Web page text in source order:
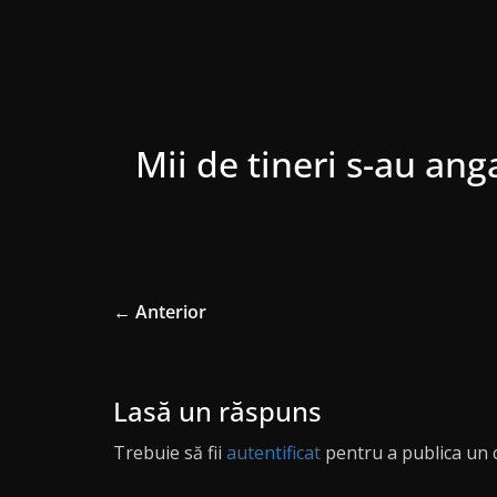
Mii de tineri s-au
← Anterior
Lasă un răspuns
Trebuie să fii autentificat pentru a publica un